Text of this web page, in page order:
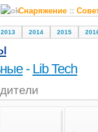
Снаряжение::
2013 2014 2015
- Lib Tech